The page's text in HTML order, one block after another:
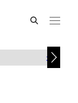
カスタム